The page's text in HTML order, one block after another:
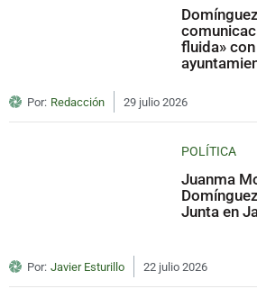
fluida»
Por: Redacción 29 julio 2026
POLÍTICA
Juanma
Junta en
Por: Javier Esturillo 22 julio 2026